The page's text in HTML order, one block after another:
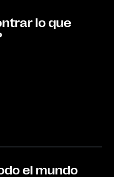
lo que
el mundo